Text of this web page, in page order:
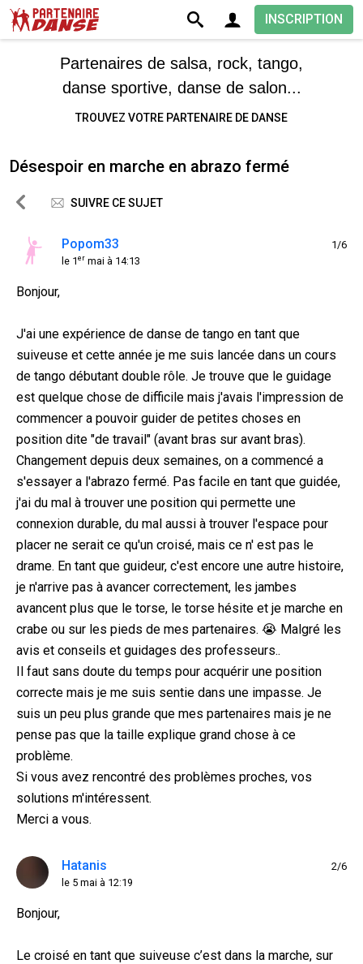
INSCRIPTION
Partenaires de salsa, rock, tango,
danse sportive, danse de salon...
TROUVEZ VOTRE PARTENAIRE DE DANSE
Désespoir en marche en abrazo fermé
SUIVRE CE SUJET
Popom33
le 1er mai à 14:13
1/6
Bonjour,
J'ai une expérience de danse de tango en tant que
suiveuse et cette année je me suis lancée dans un cours
de tango débutant double rôle. Je trouve que le guidage
est quelque chose de difficile mais j'avais l'impression de
commencer a pouvoir guider de petites choses en
position dite "de travail" (avant bras sur avant bras).
Changement depuis deux semaines, on a commencé a
s'essayer a l'abrazo fermé. Pas facile en tant que guidée,
j'ai du mal à trouver une position qui permette une
connexion durable, du mal aussi à trouver l'espace pour
placer ne serait ce qu'un croisé, mais ce n' est pas le
drame. En tant que guideur, c'est encore une autre histoire,
je n'arrive pas à avancer correctement, les jambes
avancent plus que le torse, le torse hésite et je marche en
crabe ou sur les pieds de mes partenaires. 😭 Malgré les
avis et conseils et guidages des professeurs..
Il faut sans doute du temps pour acquérir une position
correcte mais je me suis sentie dans une impasse. Je
suis un peu plus grande que mes partenaires mais je ne
pense pas que la taille explique grand chose à ce
problème.
Si vous avez rencontré des problèmes proches, vos
solutions m'intéressent.
Merci a vous.
Hatanis
le 5 mai à 12:19
2/6
Bonjour,
Le croisé en tant que suiveuse c’est dans la marche, sur